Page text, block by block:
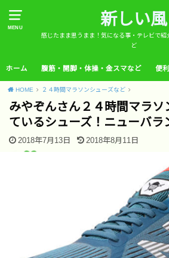
MENU 新しい風
感じたまま思うまま！気になる事・テレビで紹
ど
ホーム 腹筋・開脚・体操・金スマなど 便
HOME ２４時間マラソンシューズなど
みやぞんさん２４時間マラソ
ているシューズ！ニューバラ
2018年7月13日 2018年8月11日